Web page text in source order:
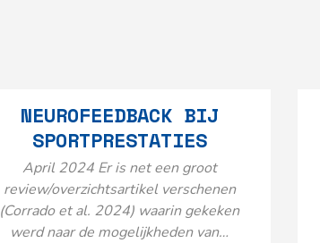
NEUROFEEDBACK BIJ
SPORTPRESTATIES
April 2024 Er is net een groot
review/overzichtsartikel verschenen
(Corrado et al. 2024) waarin gekeken
werd naar de mogelijkheden van…